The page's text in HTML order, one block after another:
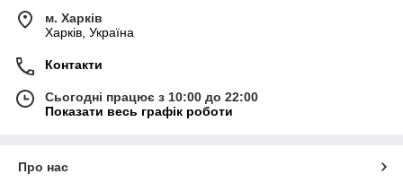
м. Харків
Харків, Україна
Контакти
Сьогодні працює з 10:00 до 22:00
Показати весь графік роботи
Про нас